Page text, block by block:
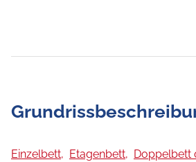
Einzelbett, Etagenbett, Doppelbett